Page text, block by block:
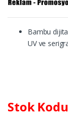
Bambu
UV ve
Stok